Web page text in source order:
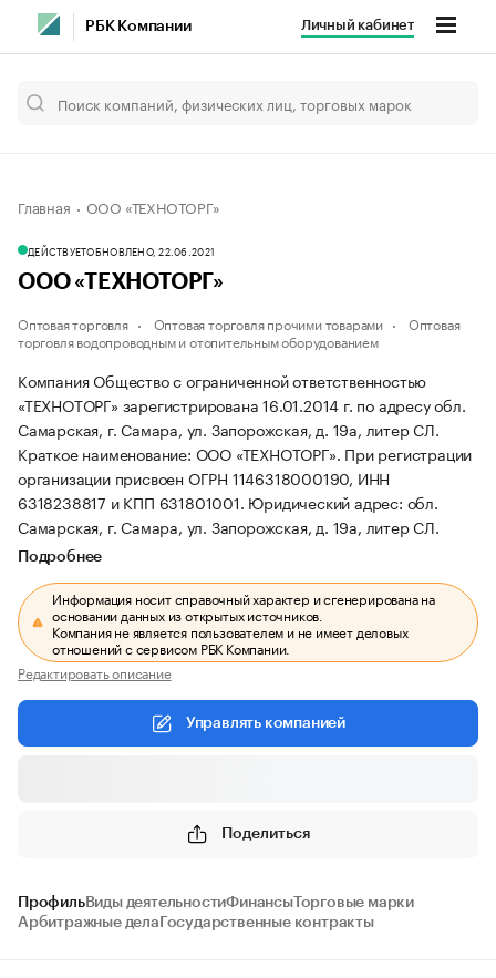
РБК Компании Личный кабинет
Главная ООО «ТЕХНОТОРГ»
ДЕЙСТВУЕТОБНОВЛЕНО, 22.06.2021
ООО «ТЕХНОТОРГ»
Оптовая торговля Оптовая торговля прочими товарами
Оптовая
торговля водопроводным и отопительным оборудованием
Компания Общество с ограниченной ответственностью
«ТЕХНОТОРГ» зарегистрирована 16.01.2014 г. по адресу обл.
Самарская, г. Самара, ул. Запорожская, д. 19а, литер СЛ.
Краткое наименование: ООО «ТЕХНОТОРГ». При регистрации
организации присвоен ОГРН 1146318000190, ИНН
6318238817 и КПП 631801001. Юридический адрес: обл.
Самарская, г. Самара, ул. Запорожская, д. 19а, литер СЛ.
Подробнее
Информация носит справочный характер и сгенерирована на
основании данных из открытых источников.
Компания не является пользователем и не имеет деловых
отношений с сервисом РБК Компании.
Редактировать описание
Управлять компанией
Поделиться
ПрофильВиды деятельностиФинансыТорговые марки
Арбитражные дела Государственные контракты